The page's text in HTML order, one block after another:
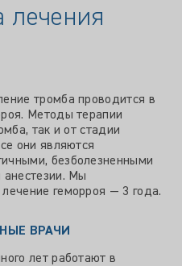
лечения
тромба проводится в
Методы терапии
так и от стадии
они являются
безболезненными
анестезии. Мы
геморроя — 3 года.
ВРАЧИ
лет работают в